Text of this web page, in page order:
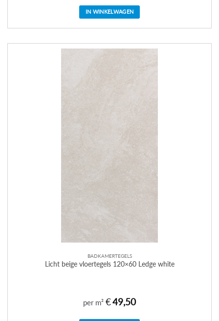
IN WINKELWAGEN
BADKAMERTEGELS
Licht beige vloertegels 120×60 Ledge white
per m² €49,50